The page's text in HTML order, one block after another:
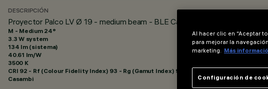
DESCRIPCIÓN
Proyector Palco LV Ø 19 - medium beam - BLE Casambi
M - Medium 24°
3.3 W system
134 lm (sistema)
40.61 lm/W
3500 K
CRI 92 - Rf (Colour Fidelity Index) 93 - Rg (Gamut Index) 99
Casambi
Al hacer clic en “Aceptar
para mejorar la
marketing. Más
Configuración de